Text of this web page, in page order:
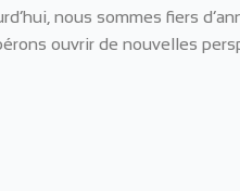
nous sommes fiers
ouvrir de nouvelles